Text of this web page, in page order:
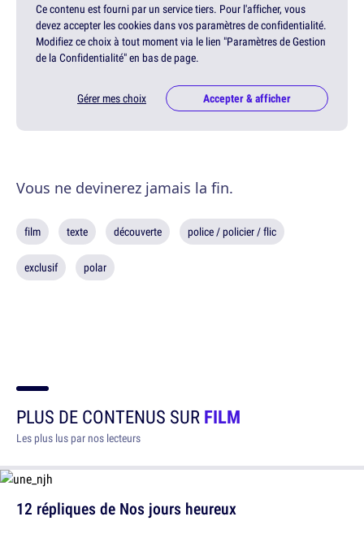
Ce contenu est fourni par un service tiers. Pour l'afficher, vous
devez accepter les cookies dans vos paramètres de confidentialité.
Modifiez ce choix à tout moment via le lien "Paramètres de Gestion
de la Confidentialité" en bas de page.
Gérer mes choix Accepter & afficher
Vous ne devinerez jamais la fin.
film texte découverte police / policier / flic
exclusif polar
PLUS DE CONTENUS SURFILM
Les plus lus par nos lecteurs
12 répliques de Nos jours heureux